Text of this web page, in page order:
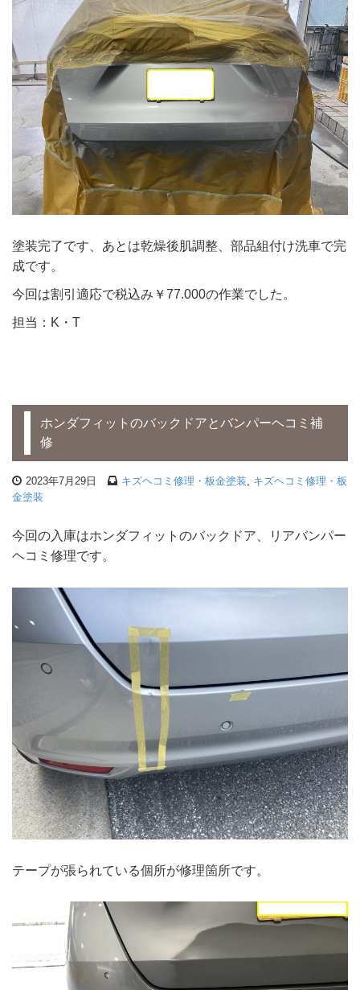
塗装完了です、あとは乾燥後肌調整、部品組付け洗車で完
成です。
今回は割引適応で税込み￥77.000の作業でした。
担当：K・T
ホンダフィットのバックドアとバンパーヘコミ補
修
2023年7月29日 キズヘコミ修理・板金塗装, キズヘコミ修理・板
金塗装
今回の入庫はホンダフィットのバックドア、リアバンパー
ヘコミ修理です。
テープが張られている個所が修理箇所です。